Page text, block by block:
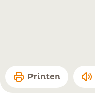
Printen